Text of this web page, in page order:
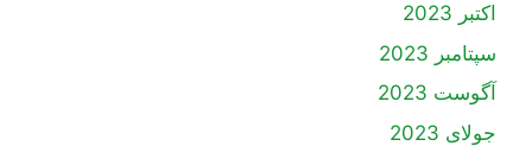
اکتبر 2023
سپتامبر 2023
آگوست 2023
جولای 2023